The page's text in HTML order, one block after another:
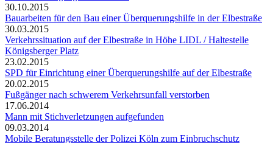
30.10.2015
Bauarbeiten für den Bau einer Überquerungshilfe in der Elbestraße
30.03.2015
Verkehrssituation auf der Elbestraße in Höhe LIDL / Haltestelle
Königsberger Platz
23.02.2015
SPD für Einrichtung einer Überquerungshilfe auf der Elbestraße
20.02.2015
Fußgänger nach schwerem Verkehrsunfall verstorben
17.06.2014
Mann mit Stichverletzungen aufgefunden
09.03.2014
Mobile Beratungsstelle der Polizei Köln zum Einbruchschutz